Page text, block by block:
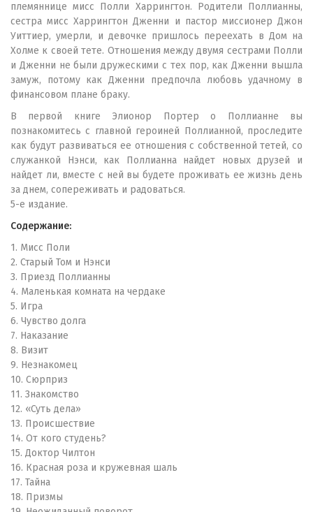
племяннице мисс Полли Харрингтон. Родители Поллианны,
сестра мисс Харрингтон Дженни и пастор миссионер Джон
Уиттиер, умерли, и девочке пришлось переехать в Дом на
Холме к своей тете. Отношения между двумя сестрами Полли
и Дженни не были дружескими с тех пор, как Дженни вышла
замуж, потому как Дженни предпочла любовь удачному в
финансовом плане браку.
В первой книге Элионор Портер о Поллианне вы
познакомитесь с главной героиней Поллианной, проследите
как будут развиваться ее отношения с собственной тетей, со
служанкой Нэнси, как Поллианна найдет новых друзей и
найдет ли, вместе с ней вы будете проживать ее жизнь день
за днем, сопереживать и радоваться.
5-е издание.
Содержание:
1. Мисс Поли
2. Старый Том и Нэнси
3. Приезд Поллианны
4. Маленькая комната на чердаке
5. Игра
6. Чувство долга
7. Наказание
8. Визит
9. Незнакомец
10. Сюрприз
11. Знакомство
12. «Суть дела»
13. Происшествие
14. От кого студень?
15. Доктор Чилтон
16. Красная роза и кружевная шаль
17. Тайна
18. Призмы